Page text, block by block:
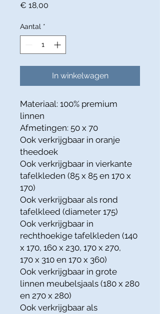
€ 18,00
Aantal *
In winkelwagen
Materiaal: 100% premium
linnen
Afmetingen: 50 x 70
Ook verkrijgbaar in oranje
theedoek
Ook verkrijgbaar in vierkante
tafelkleden (85 x 85 en 170 x
170)
Ook verkrijgbaar als rond
tafelkleed (diameter 175)
Ook verkrijgbaar in
rechthoekige tafelkleden (140
x 170, 160 x 230, 170 x 270,
170 x 310 en 170 x 360)
Ook verkrijgbaar in grote
linnen meubelsjaals (180 x 280
en 270 x 280)
Ook verkrijgbaar als